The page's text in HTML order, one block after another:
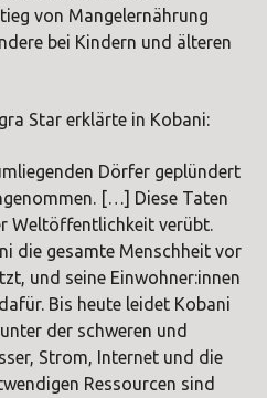
von Mangelernährung
bei Kindern und älteren
Star erklärte in Kobani:
Dörfer geplündert
[…] Diese Taten
Weltöffentlichkeit verübt.
die gesamte Menschheit vor
und seine Einwohner:innen
Bis heute leidet Kobani
der schweren und
Strom, Internet und die
Ressourcen sind